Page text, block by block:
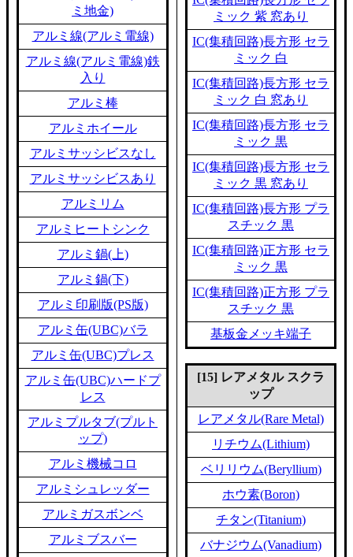
ミ地金)
アルミ線(アルミ電線)
アルミ線(アルミ電線)鉄
入り
アルミ棒
アルミホイール
アルミサッシビスなし
アルミサッシビスあり
アルミリム
アルミヒートシンク
アルミ鍋(上)
アルミ鍋(下)
アルミ印刷版(PS版)
アルミ缶(UBC)バラ
アルミ缶(UBC)プレス
アルミ缶(UBC)ハードプ
レス
アルミプルタブ(プルト
ップ)
アルミ機械コロ
アルミシュレッダー
アルミガスボンベ
アルミブスバー
ミック 紫 窓あり
IC(集積回路)長方形 セラ
ミック 白
IC(集積回路)長方形 セラ
ミック 白 窓あり
IC(集積回路)長方形 セラ
ミック 黒
IC(集積回路)長方形 セラ
ミック 黒 窓あり
IC(集積回路)長方形 プラ
スチック 黒
IC(集積回路)正方形 セラ
ミック 黒
IC(集積回路)正方形 プラ
スチック 黒
基板金メッキ端子
[15] レアメタル スクラ
ップ
レアメタル(Rare Metal)
リチウム(Lithium)
ベリリウム(Beryllium)
ホウ素(Boron)
チタン(Titanium)
バナジウム(Vanadium)